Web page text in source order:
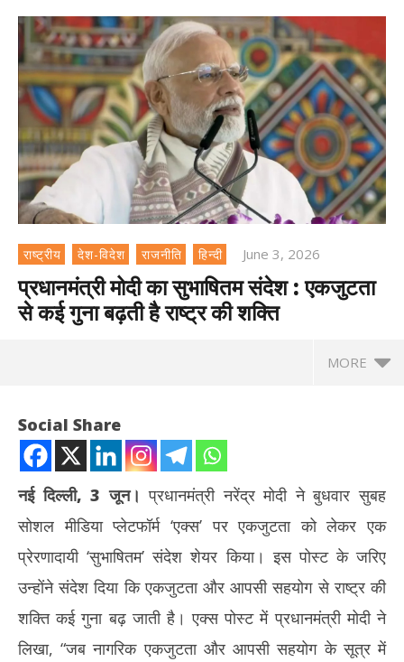
राष्ट्रीय देश-विदेश राजनीति हिन्दी June 3, 2026
प्रधानमंत्री मोदी का सुभाषितम संदेश : एकजुटता
से कई गुना बढ़ती है राष्ट्र की शक्ति
MORE
NOW VIEWING
Social Share
नई दिल्ली, 3 जून।प्रधानमंत्री नरेंद्र मोदी ने बुधवार सुबह
सोशल मीडिया प्लेटफॉर्म ‘एक्स’ पर एकजुटता को लेकर एक
प्रेरणादायी ‘सुभाषितम’ संदेश शेयर किया। इस पोस्ट के जरिए
उन्होंने संदेश दिया कि एकजुटता और आपसी सहयोग से राष्ट्र की
शक्ति कई गुना बढ़ जाती है। एक्स पोस्ट में प्रधानमंत्री मोदी ने
लिखा, “जब नागरिक एकजुटता और आपसी सहयोग के सूत्र में